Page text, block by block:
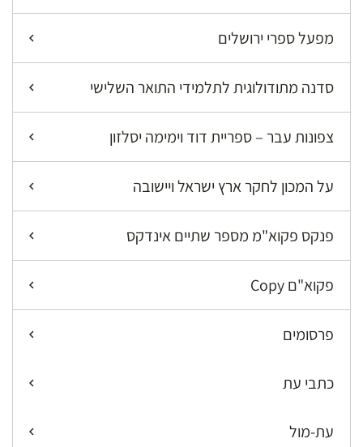
מפעל ספרי ירושלים
סדנה מתודולוגית לתלמידי התואר השלישי
צפונות עבר – ספריית דוד וימימה יסלזון
על המכון לחקר ארץ ישראל ויישובה
פנקס פקוא"מ מספר שתיים אינדקס
פקוא"ם Copy
פרסומים
כתבי עת
עת-מול